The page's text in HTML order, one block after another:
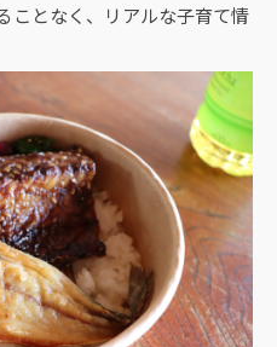
ことなく、リアルな子育て情